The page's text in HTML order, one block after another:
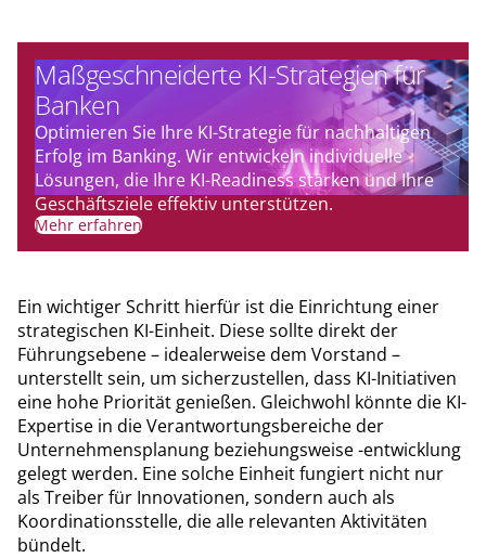
Maßgeschneiderte KI-Strategien für
Banken
Optimieren Sie Ihre KI-Strategie für nachhaltigen
Erfolg im Banking. Wir entwickeln individuelle
Lösungen, die Ihre KI-Readiness stärken und Ihre
Geschäftsziele effektiv unterstützen.
Mehr erfahren
Ein wichtiger Schritt hierfür ist die Einrichtung einer
strategischen KI-Einheit. Diese sollte direkt der
Führungsebene – idealerweise dem Vorstand –
unterstellt sein, um sicherzustellen, dass KI-Initiativen
eine hohe Priorität genießen. Gleichwohl könnte die KI-
Expertise in die Verantwortungsbereiche der
Unternehmensplanung beziehungsweise -entwicklung
gelegt werden. Eine solche Einheit fungiert nicht nur
als Treiber für Innovationen, sondern auch als
Koordinationsstelle, die alle relevanten Aktivitäten
bündelt.